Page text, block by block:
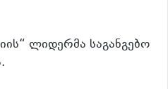
ლიდერმა საგანგებო